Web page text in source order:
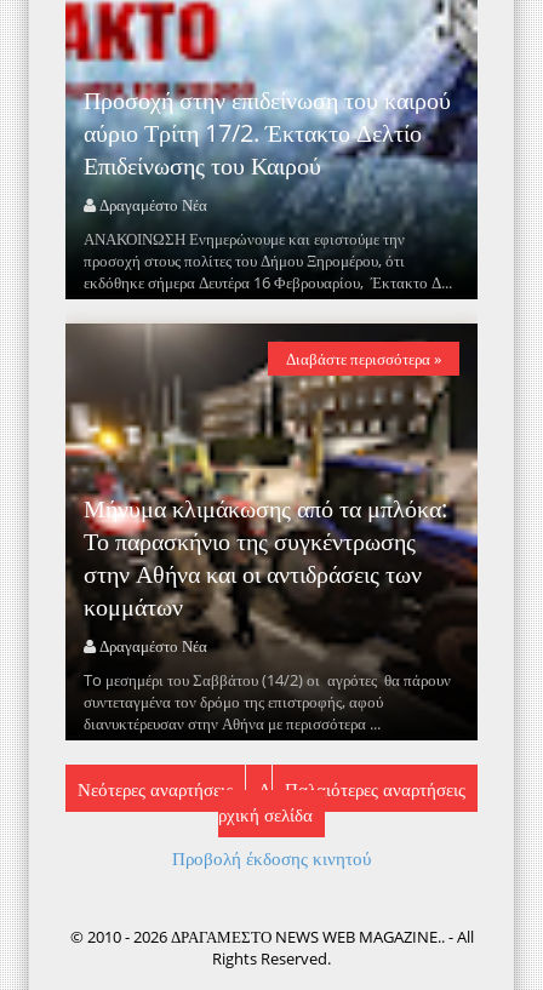
Προσοχή στην επιδείνωση του καιρού
αύριο Τρίτη 17/2. Έκτακτο Δελτίο
Επιδείνωσης του Καιρού
Δραγαμέστο Νέα
ΑΝΑΚΟΙΝΩΣΗ Ενημερώνουμε και εφιστούμε την
προσοχή στους πολίτες του Δήμου Ξηρομέρου, ότι
εκδόθηκε σήμερα Δευτέρα 16 Φεβρουαρίου, Έκτακτο Δ...
Μήνυμα κλιμάκωσης από τα μπλόκα:
Το παρασκήνιο της συγκέντρωσης
στην Αθήνα και οι αντιδράσεις των
κομμάτων
Δραγαμέστο Νέα
To μεσημέρι του Σαββάτου (14/2) οι αγρότες θα πάρουν
συντεταγμένα τον δρόμο της επιστροφής, αφού
διανυκτέρευσαν στην Αθήνα με περισσότερα ...
Διαβάστε περισσότερα »
Νεότερες αναρτήσεις Παλαιότερες αναρτήσεις
Α
ρχική σελίδα
Προβολή έκδοσης κινητού
© 2010 - 2026 ΔΡΑΓΑΜΕΣΤΟ NEWS WEB MAGAZINE.. - All
Rights Reserved.